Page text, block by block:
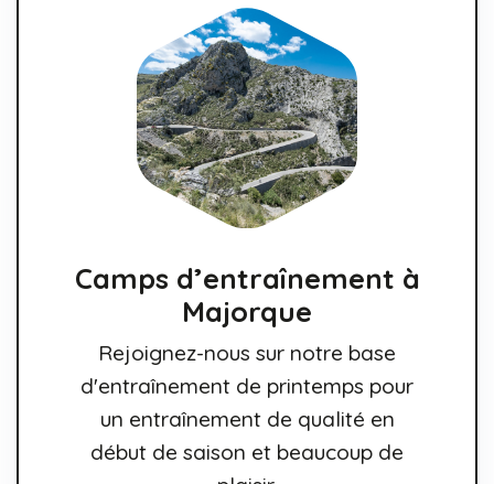
Camps d’entraînement à
Majorque
Rejoignez-nous sur notre base
d'entraînement de printemps pour
un entraînement de qualité en
début de saison et beaucoup de